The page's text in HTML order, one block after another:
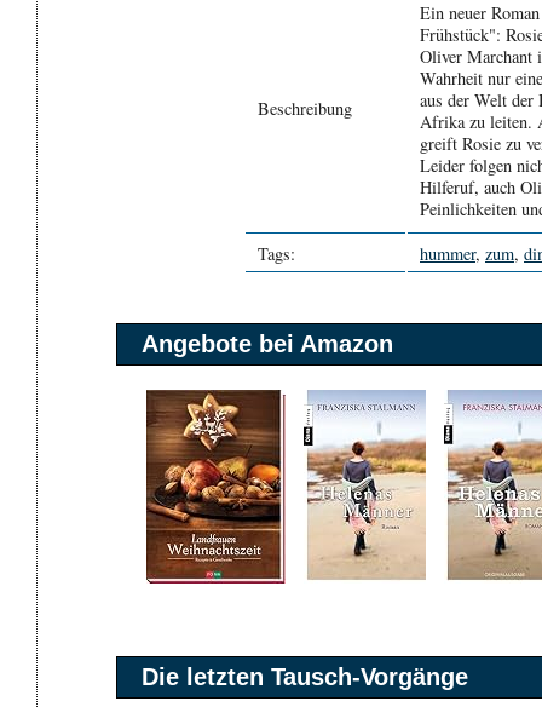
Beschreibung
Ein neuer
Frühstück":
Oliver Marchant
Wahrheit nur
aus der Welt
Afrika zu leiten.
greift Rosie zu
Leider folgen
Hilferuf, auch
Peinlichkeiten
Tags:
hummer, zum,
Angebote bei Amazon
Die letzten Tausch-Vorgänge